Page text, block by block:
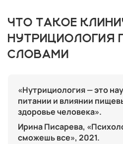
ЧТО ТАКОЕ
НУТРИЦИОЛОГИЯ
СЛОВАМИ
«Нутрициология — это
питании и влиянии
здоровье человека».
Ирина Писарева,
сможешь все», 2021.